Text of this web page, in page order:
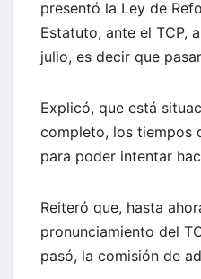
presentó la Ley de
Estatuto, ante el TCP,
julio, es decir que
Explicó, que está
completo, los tiempos
para poder intentar
Reiteró que, hasta
pronunciamiento del
pasó, la comisión de